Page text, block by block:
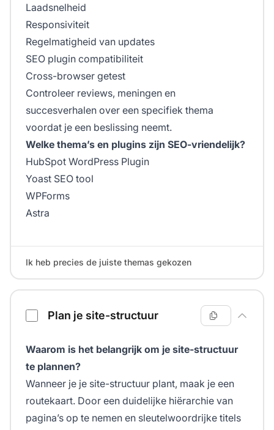
Laadsnelheid
Responsiviteit
Regelmatigheid van updates
SEO plugin compatibiliteit
Cross-browser getest
Controleer reviews, meningen en
succesverhalen over een specifiek thema
voordat je een beslissing neemt.
Welke thema’s en plugins zijn SEO-vriendelijk?
HubSpot WordPress Plugin
Yoast SEO tool
WPForms
Astra
Ik heb precies de juiste themas gekozen
Plan je site-structuur
Waarom is het belangrijk om je site-structuur
te plannen?
Wanneer je je site-structuur plant, maak je een
routekaart. Door een duidelijke hiërarchie van
pagina’s op te nemen en sleutelwoordrijke titels